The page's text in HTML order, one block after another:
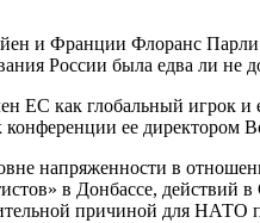
и Франции Флоранс
России была едва ли
ЕС как глобальный
конференции ее
напряженности в
в Донбассе, действий
причиной для НАТО